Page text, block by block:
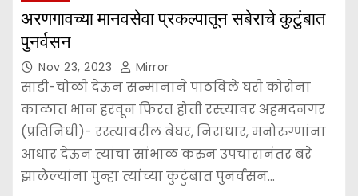
अरणगावच्या मानवसेवा प्रकल्पातून सबेराचे कुटुंबात
पुनर्वसन
Nov 23, 2023 Mirror
साडी-चोळी देऊन सन्मानाने पाठविले घरी कोरोना
काळात भान हरवून फिरत होती रस्त्यावर अहमदनगर
(प्रतिनिधी)- रस्त्यावरील बेघर, निराधार, मनोरुग्णांना
आधार देऊन त्यांचा सांभाळ करुन उपचारानंतर बरे
झालेल्यांना पुन्हा त्यांच्या कुटुंबात पुनर्वसन…